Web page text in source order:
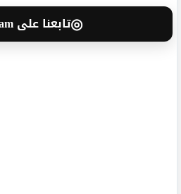
◎تابعنا على Instagram